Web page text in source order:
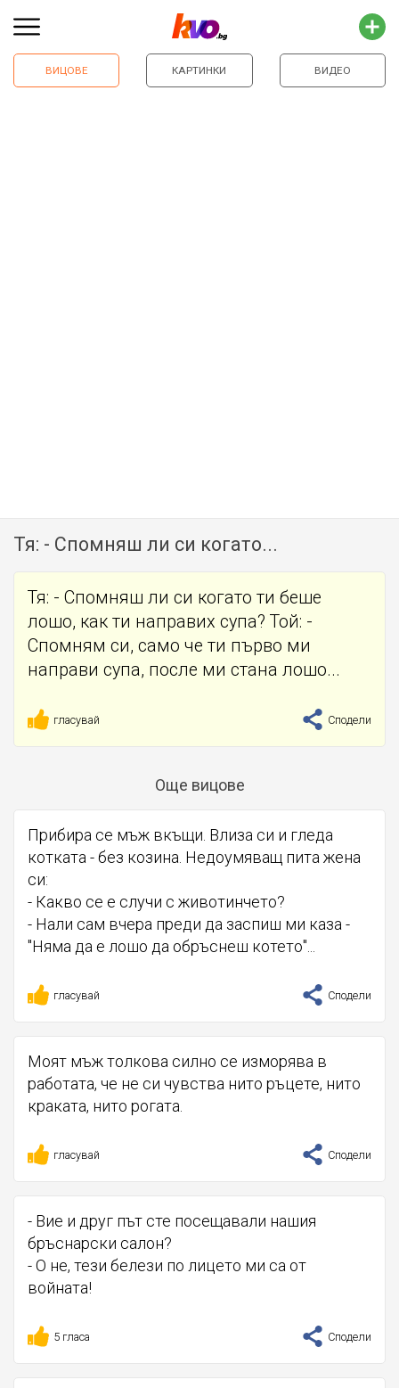
ВИЦОВЕ КАРТИНКИ ВИДЕО
Тя: - Спомняш ли си когато...
Тя: - Спомняш ли си когато ти беше
лошо, как ти направих супа? Той: -
Спомням си, само че ти първо ми
направи супа, после ми стана лошо...
гласувай Сподели
Още вицове
Прибира се мъж вкъщи. Влиза си и гледа
котката - без козина. Недоумяващ пита жена
си:
- Какво се е случи с животинчето?
- Нали сам вчера преди да заспиш ми каза -
"Няма да е лошо да обръснеш котето"...
гласувай Сподели
Моят мъж толкова силно се изморява в
работата, че не си чувства нито ръцете, нито
краката, нито рогата.
гласувай Сподели
- Вие и друг път сте посещавали нашия
бръснарски салон?
- О не, тези белези по лицето ми са от
войната!
5 гласа Сподели